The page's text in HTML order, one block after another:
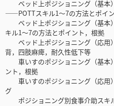
ベッド上ポジショニング（基本
――POTTスキル1～7の方法とポイ
ベッド上ポジショニング（基本
キル1～7の方法とポイント，根拠
ベッド上ポジショニング（応用
背，四肢麻痺，耐久性低下等
車いすのポジショニング（基本
ント，根拠
車いすのポジショニング（応用
グ
ポジショニング別食事介助スキ